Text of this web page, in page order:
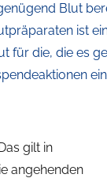
Blut
ist
für die, die es
gilt in
angehenden